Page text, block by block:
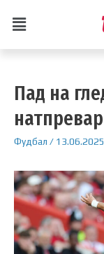
Пад на
Фудбал / 13.06.2025